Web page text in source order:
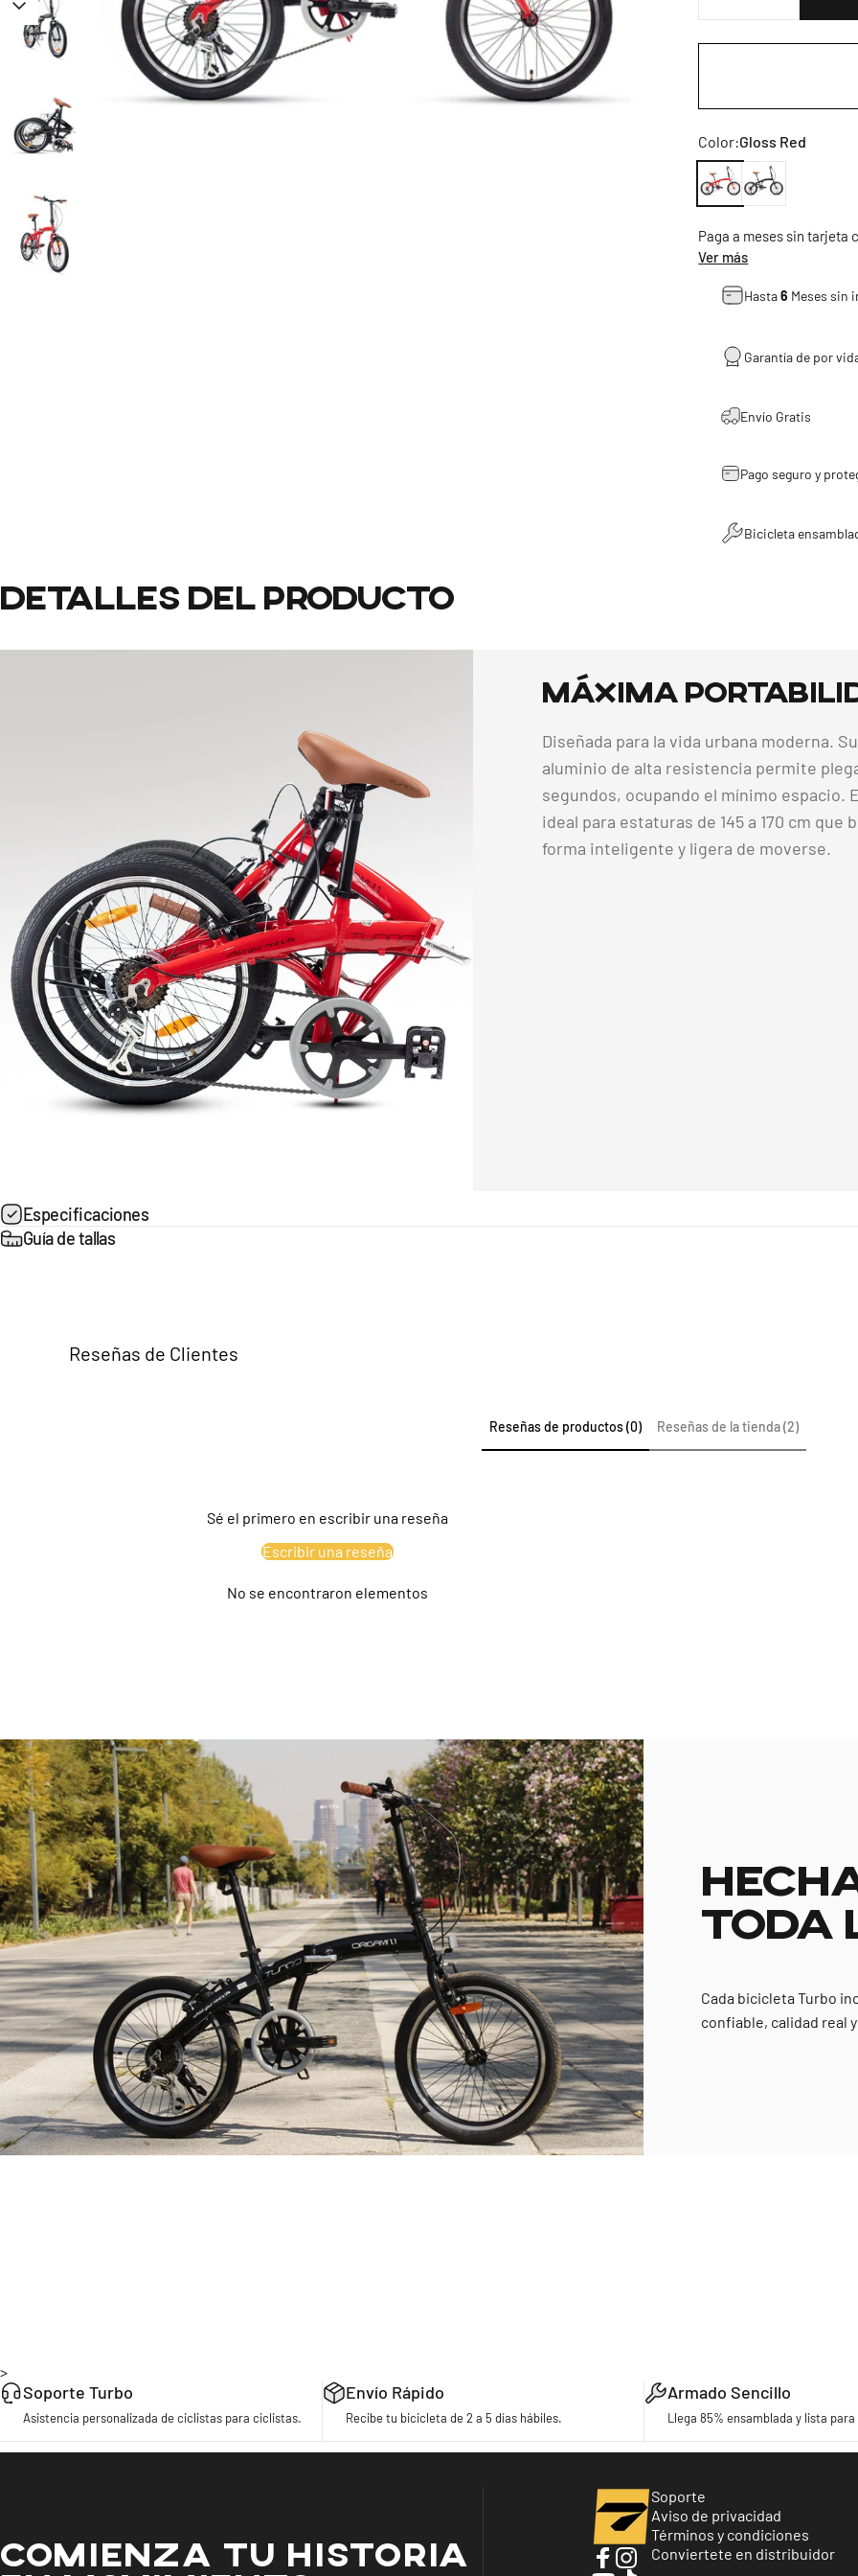
Color
Color:Gloss Red
Gloss RedGloss Black
Paga a meses sin tarjeta
Ver más
Hasta6 Meses sin
Garantía de por
Envío Gratis
Pago seguro y
Bicicleta
Detalles del producto
Máxima
Diseñada para la vida urbana moderna.
aluminio de alta resistencia permite
segundos, ocupando el mínimo espacio.
ideal para estaturas de 145 a 170 cm que
forma inteligente y ligera de moverse.
Especificaciones
Guía de tallas
Reseñas de Clientes
Reseñas de productos (0) Reseñas de la tienda (2)
Sé el primero en escribir una reseña
Escribir una reseña
No se encontraron elementos
TODA
Cada bicicleta Turbo
confiable, calidad real
Soporte Turbo
Asistencia personalizada de ciclistas para ciclistas.
Envío Rápido
Recibe tu bicicleta de 2 a 5 días hábiles.
Armado Sencillo
Llega 85% ensamblada y lista
Turbo Bicycles
Soporte
Aviso de privacidad
Términos y condiciones
Conviertete en distribuidor
COMIENZA TU HISTORIA
>